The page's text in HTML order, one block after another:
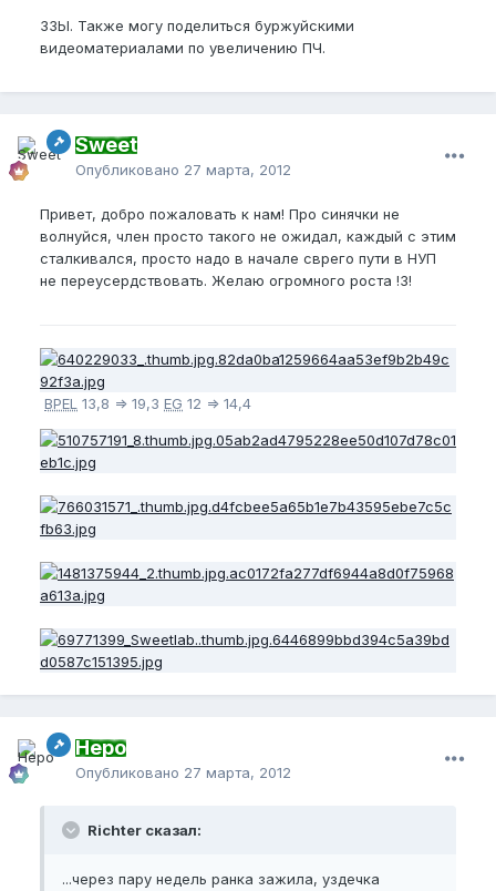
ЗЗЫ. Также могу поделиться буржуйскими
видеоматериалами по увеличению ПЧ.
Sweet
Опубликовано 27 марта, 2012
Привет, добро пожаловать к нам! Про синячки не
волнуйся, член просто такого не ожидал, каждый с этим
сталкивался, просто надо в начале сврего пути в НУП
не переусердствовать. Желаю огромного роста !3!
BPEL 13,8 => 19,3 EG 12 => 14,4
Неро
Опубликовано 27 марта, 2012
Richter сказал:
...через пару недель ранка зажила, уздечка